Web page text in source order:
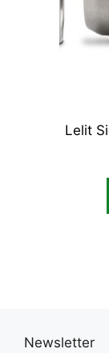
Lelit
Newsletter